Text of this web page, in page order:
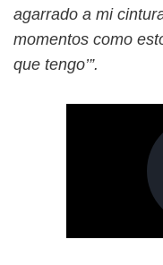
agarrado a mi
momentos como
que tengo’”.